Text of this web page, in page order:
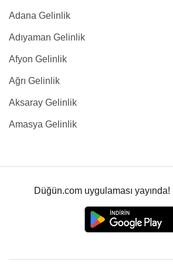
Adana Gelinlik
Adıyaman Gelinlik
Afyon Gelinlik
Ağrı Gelinlik
Aksaray Gelinlik
Amasya Gelinlik
Düğün.com uygulaması